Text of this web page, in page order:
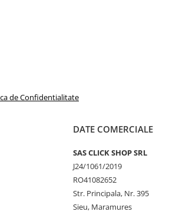
de Confidentialitate
DATE COMERCIALE
SAS CLICK SHOP SRL
J24/1061/2019
RO41082652
Str. Principala, Nr. 395
Sieu, Maramures